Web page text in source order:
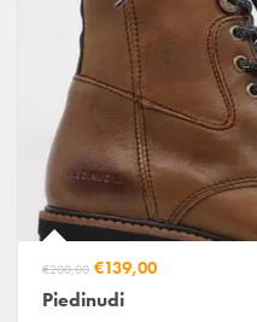
€200,00 €139,00
Piedinudi